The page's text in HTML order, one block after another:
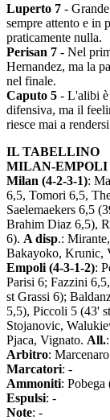
Luperto 7 -
sempre attento e in
praticamente nulla.
Perisan 7 - Nel
Hernandez, ma la
nel finale.
Caputo 5 - L'alibi è
difensiva, ma il
riesce mai a
IL TABELLINO
MILAN-EMPOLI
Milan (4-2-3-1):
6,5, Tomori 6,5,
Saelemaekers 6,5
Brahim Diaz 6,5),
6). A disp.:
Bakayoko, Krunic,
Empoli (4-3-1-2):
Parisi 6; Fazzini
st Grassi 6);
5,5), Piccoli 5 (43'
Stojanovic,
Pjaca, Vignato. All.
Arbitro: Marcenaro
Marcatori: -
Ammoniti:
Espulsi: -
Note: -